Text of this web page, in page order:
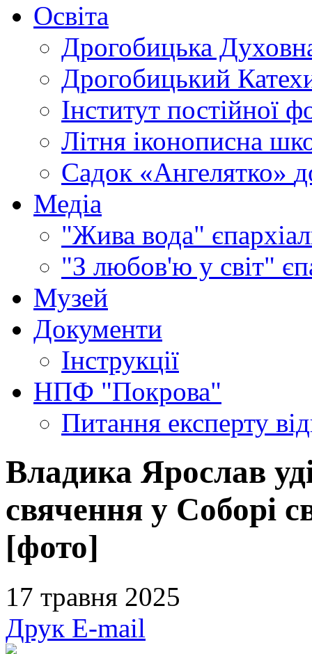
Освіта
Дрогобицька
Дрогобицький
Інститут постійної
Літня іконописна
Садок «Ангелятко»
Медіа
"Жива вода"
"З любов'ю у світ"
Музей
Документи
Інструкції
НПФ "Покрова"
Питання експерту
Владика Ярослав
свячення у Соборі
[фото]
17 травня 2025
Друк E-mail